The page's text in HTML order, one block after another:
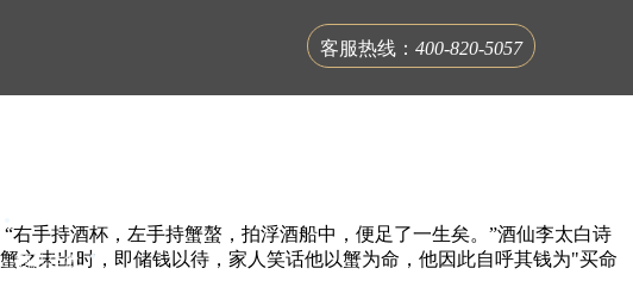
手持酒杯，左手持蟹螯，拍浮酒船中，便足了一生矣。”酒仙李太白诗
未出时，即储钱以待，家人笑话他以蟹为命，他因此自呼其钱为"买命
甄选年货
客服热线： 400-820-5057